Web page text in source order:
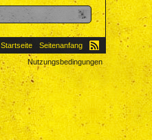
Startseite
Seitenanfang
Nutzungsbedingungen